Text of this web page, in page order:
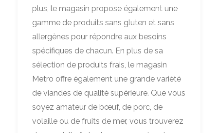
plus, le magasin propose également une
gamme de produits sans gluten et sans
allergènes pour répondre aux besoins
spécifiques de chacun. En plus de sa
sélection de produits frais, le magasin
Metro offre également une grande variété
de viandes de qualité supérieure. Que vous
soyez amateur de bœuf, de porc, de
volaille ou de fruits de mer, vous trouverez